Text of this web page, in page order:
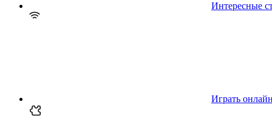
Интересные
Играть онлайн